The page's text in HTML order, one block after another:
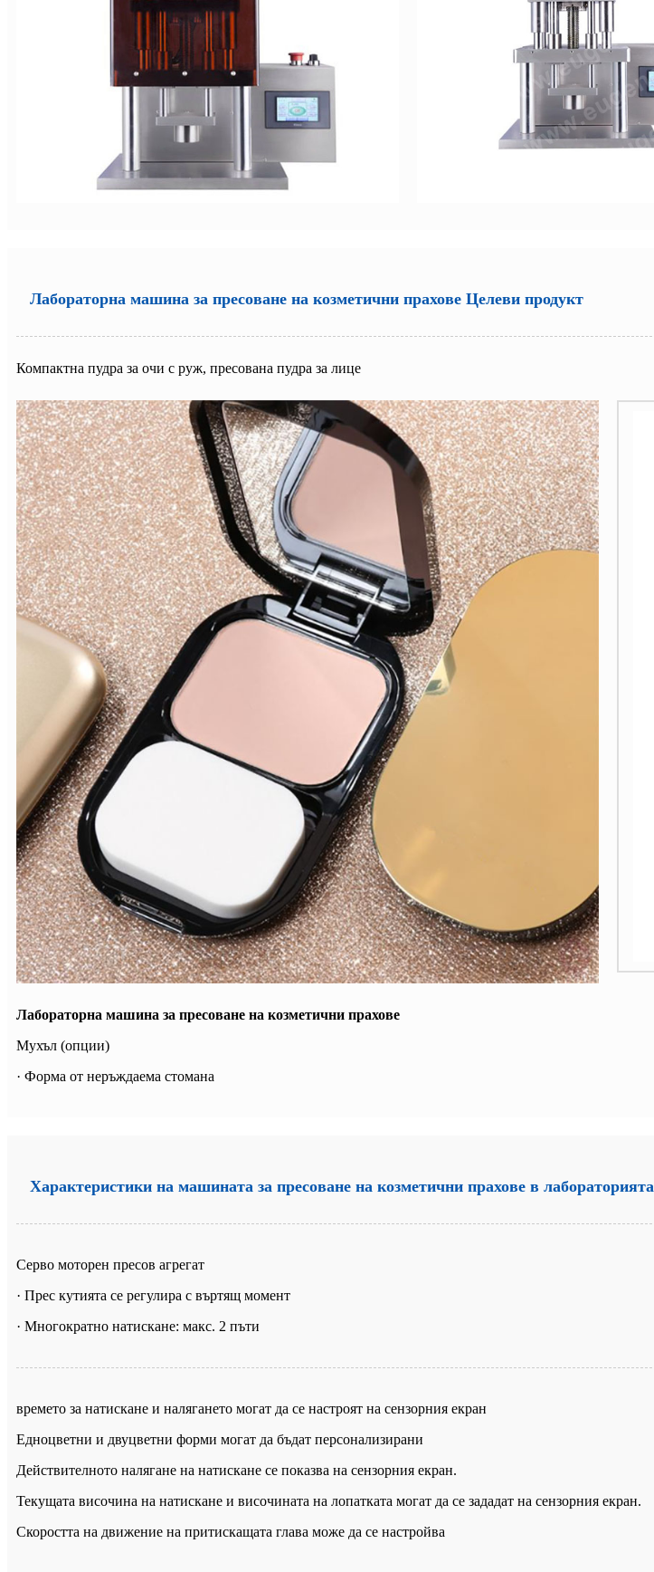
Лабораторна машина за пресоване на козметични прахове Целеви продукт
Компактна пудра за очи с руж, пресована пудра за лице
Лабораторна машина за пресоване на козметични прахове
Мухъл (опции)
· Форма от неръждаема стомана
Характеристики на машината за пресоване на козметични прахове в лабораторията
Серво моторен пресов агрегат
· Прес кутията се регулира с въртящ момент
· Многократно натискане: макс. 2 пъти
времето за натискане и налягането могат да се настроят на сензорния екран
Едноцветни и двуцветни форми могат да бъдат персонализирани
Действителното налягане на натискане се показва на сензорния екран.
Текущата височина на натискане и височината на лопатката могат да се зададат на сензорния екран.
Скоростта на движение на притискащата глава може да се настройва